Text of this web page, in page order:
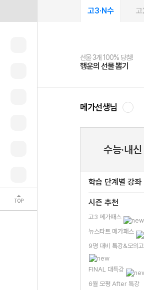
TOP
고3·N수
선물 3개 100% 당첨!
행운의 선물 뽑기
선물 100% 증정!
메가스터디 X 올리브
여름방학 스터디 캐시백
메가런 썸머스쿨
2027 러셀 단과
강사 공개선발
스마트러닝앱
설문 EVENT
메가패스
3일 무료 체험권
메가패스 수강생 무료혜택!
메가클럽 멤버십
사회공헌 캠페인
희망이룸 메가나눔
메가선생님
수능·내신
학습 단계별 강좌
시즌 추천
고3 메가패스
뉴스타트 메가패스
9평 대비 특강&모의
FINAL 대특강
6월 모평 After 특강